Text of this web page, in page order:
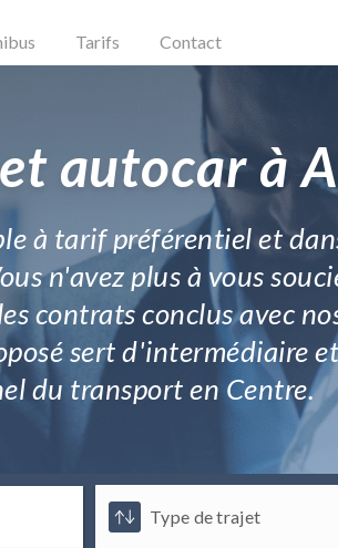
Tarifs Contact
autocar à
à tarif préférentiel et
n'avez plus à vous
contrats conclus avec
sert d'intermédiaire
du transport en Centre.